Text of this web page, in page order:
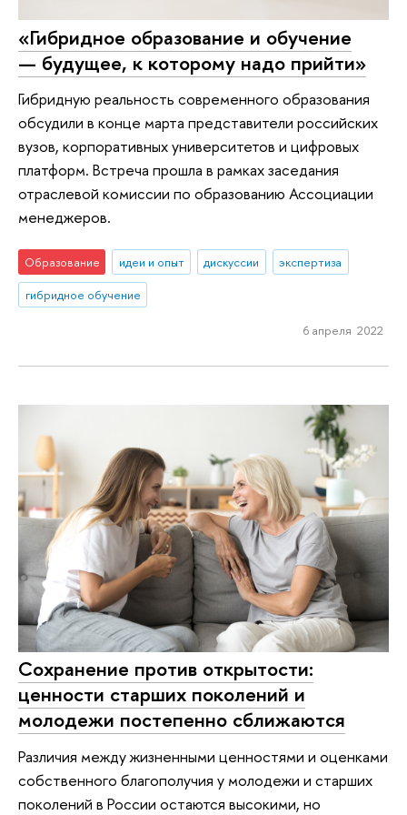
«Гибридное образование и обучение
— будущее, к которому надо прийти»
Гибридную реальность современного образования
обсудили в конце марта представители российских
вузов, корпоративных университетов и цифровых
платформ. Встреча прошла в рамках заседания
отраслевой комиссии по образованию Ассоциации
менеджеров.
Образование идеи и опыт дискуссии
экспертиза
гибридное обучение
6 апреля 2022
Сохранение против открытости:
ценности старших поколений и
молодежи постепенно сближаются
Различия между жизненными ценностями и оценками
собственного благополучия у молодежи и старших
поколений в России остаются высокими, но